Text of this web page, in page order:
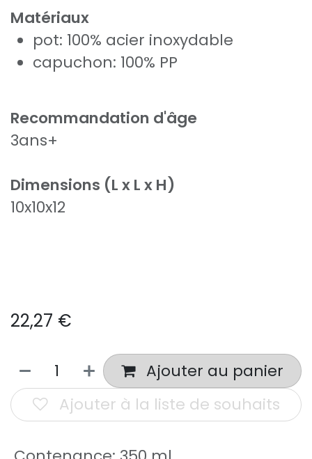
Matériaux
pot: 100% acier inoxydable
capuchon: 100% PP
Recommandation d'âge
3ans+
Dimensions (L x L x H)
10x10x12
22,27 €
Ajouter au panier
Ajouter à la liste de souhaits